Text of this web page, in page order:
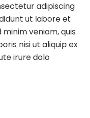
adipiscing
ut labore et
veniam, quis
nisi ut aliquip ex
irure dolo